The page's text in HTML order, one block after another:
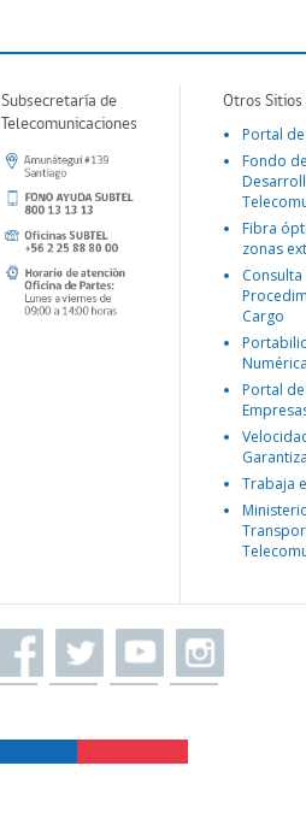
Subsecretaría de
Telecomunicaciones
Otros
Portal
Fondo
Fibra
zonas
Consulta
Cargo
Portal
Trabaja